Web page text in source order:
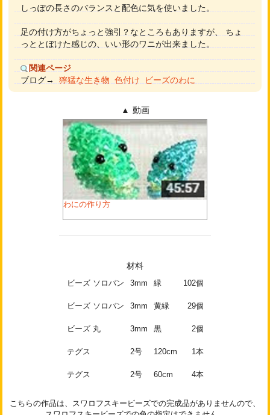
しっぽの長さのバランスと配色に気を使いました。
足の付け方がちょっと強引？なところもありますが、 ちょ
っととぼけた感じの、いい形のワニが出来ました。
関連ページ
ブログ→ 獰猛な生き物 色付け ビーズのわに
動画
わにの作り方
材料
ビーズ ソロバン 3mm 緑 102個
ビーズ ソロバン 3mm 黄緑 29個
ビーズ 丸 3mm 黒 2個
テグス 2号 120cm 1本
テグス 2号 60cm 4本
こちらの作品は、スワロフスキービーズでの完成品がありませんので、